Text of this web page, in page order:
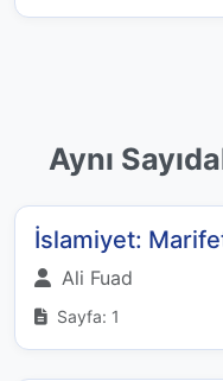
Aynı
İslamiyet:
Ali Fuad
Sayfa: 1